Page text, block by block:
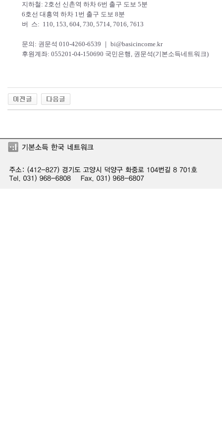
지하철: 2호선 신촌역 하차 6번 출구 도보 5분
6호선 대흥역 하차 1번 출구 도보 8분
버 스: 110, 153, 604, 730, 5714, 7016, 7613
문의: 권문석 010-4260-6539 ｜ bi@basicincome.kr
후원계좌: 055201-04-150690 국민은행, 권문석(기본소득네트워크)